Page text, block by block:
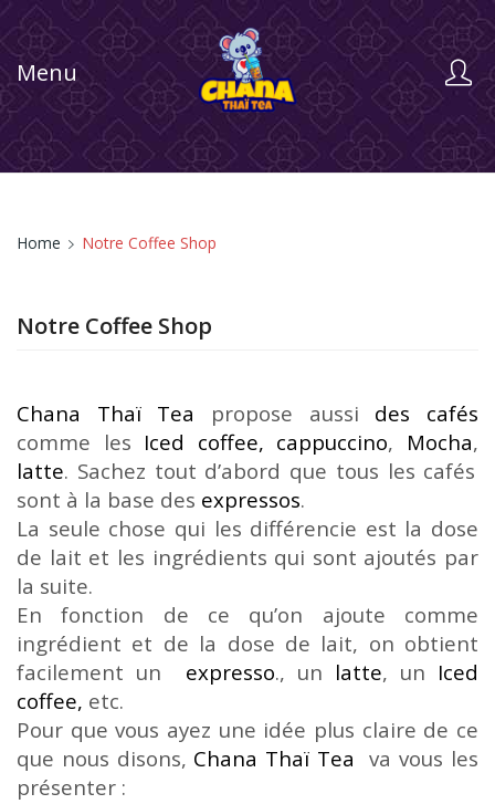
Menu
Home Notre Coffee Shop
Notre Coffee Shop
Chana Thaï Tea propose aussi des cafés
comme les Iced coffee, cappuccino, Mocha,
latte. Sachez tout d’abord que tous les cafés
sont à la base des expressos.
La seule chose qui les différencie est la dose
de lait et les ingrédients qui sont ajoutés par
la suite.
En fonction de ce qu’on ajoute comme
ingrédient et de la dose de lait, on obtient
facilement un
expresso., un latte, un Iced
coffee, etc.
Pour que vous ayez une idée plus claire de ce
que nous disons, Chana Thaï Tea va vous les
présenter :